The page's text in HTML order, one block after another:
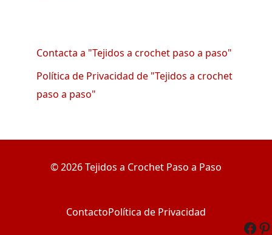
Contacta a "Tejidos a crochet paso a paso"
Política de Privacidad de "Tejidos a crochet
paso a paso"
© 2026 Tejidos a Crochet Paso a Paso
ContactoPolítica de Privacidad